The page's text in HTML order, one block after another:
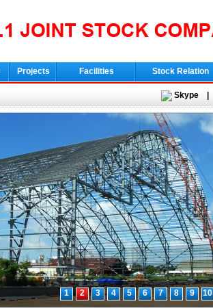
Projects Facilities Stock Relation
Skype
1 2 3 4 5 6 7 8 9 10